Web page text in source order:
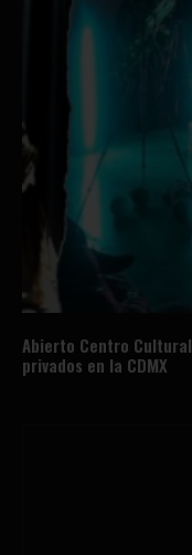
Abierto Centro
privados en la CDMX